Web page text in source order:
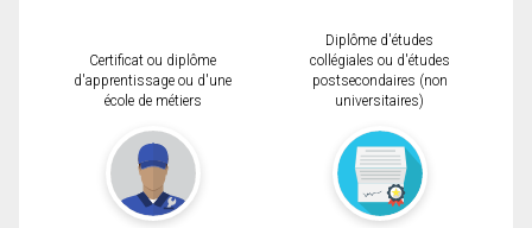
Certificat ou diplôme
d'apprentissage ou d'une
école de métiers
Diplôme d'études
collégiales ou d'études
postsecondaires (non
universitaires)